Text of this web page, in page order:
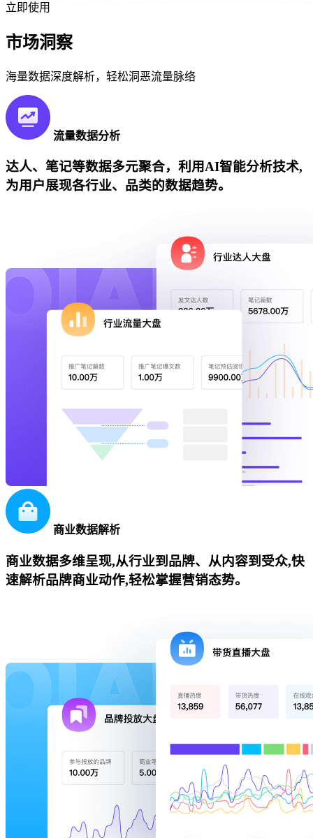
立即使用
市场洞察
海量数据深度解析，轻松洞恶流量脉络
流量数据分析
达人、笔记等数据多元聚合，利用AI智能分析技术,
为用户展现各行业、品类的数据趋势。
商业数据解析
商业数据多维呈现,从行业到品牌、从内容到受众,快
速解析品牌商业动作,轻松掌握营销态势。